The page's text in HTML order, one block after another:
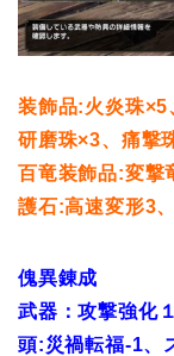
装飾品:火炎珠×5
研磨珠×3、痛
百竜装飾品:変撃
護石:高速変形3
傀異錬成
武器：攻撃強化
頭:災禍転福-1